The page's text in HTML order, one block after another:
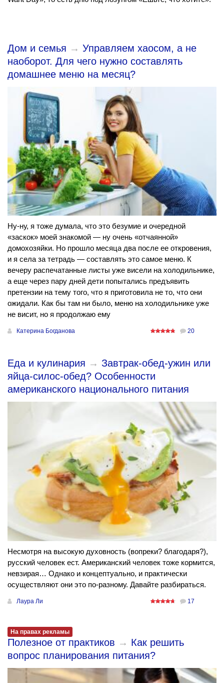
Дом и семья → Управляем хаосом, а не
наоборот. Для чего нужно составлять
домашнее меню на месяц?
Ну-ну, я тоже думала, что это безумие и очередной
«заскок» моей знакомой — ну очень «отчаянной»
домохозяйки. Но прошло месяца два после ее откровения,
и я села за тетрадь — составлять это самое меню. К
вечеру распечатанные листы уже висели на холодильнике,
а еще через пару дней дети попытались предъявить
претензии на тему того, что я приготовила не то, что они
ожидали. Как бы там ни было, меню на холодильнике уже
не висит, но я продолжаю ему
Катерина Богданова 20
Еда и кулинария → Завтрак-обед-ужин или
яйца-силос-обед? Особенности
американского национального питания
Несмотря на высокую духовность (вопреки? благодаря?),
русский человек ест. Американский человек тоже кормится,
невзирая… Однако и концептуально, и практически
осуществляют они это по-разному. Давайте разбираться.
Лаура Ли 17
На правах рекламы
Полезное от практиков → Как решить
вопрос планирования питания?